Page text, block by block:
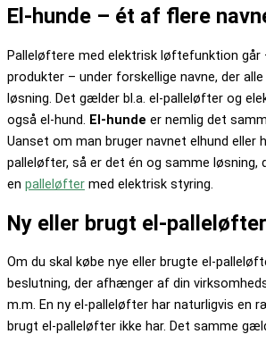
El-hunde – ét af flere
Palleløftere med elektrisk løftefunktion går
produkter – under forskellige navne, der
løsning. Det gælder bl.a. el-palleløfter og
også el-hund. El-hunde er nemlig det
Uanset om man bruger navnet elhund eller
palleløfter, så er det én og samme løsning,
en palleløfter med elektrisk styring.
Ny eller brugt el-
Om du skal købe nye eller brugte el-
beslutning, der afhænger af din
m.m. En ny el-palleløfter har naturligvis en
brugt el-palleløfter ikke har. Det samme